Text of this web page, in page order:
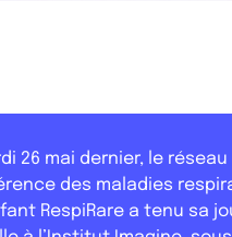
26 mai dernier, le
des maladies
RespiRare a tenu sa